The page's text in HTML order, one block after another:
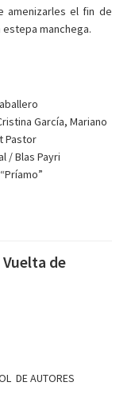
amenizarles el fin de
manchega.
García, Mariano
Pastor
/ Blas Payri
de
DE AUTORES